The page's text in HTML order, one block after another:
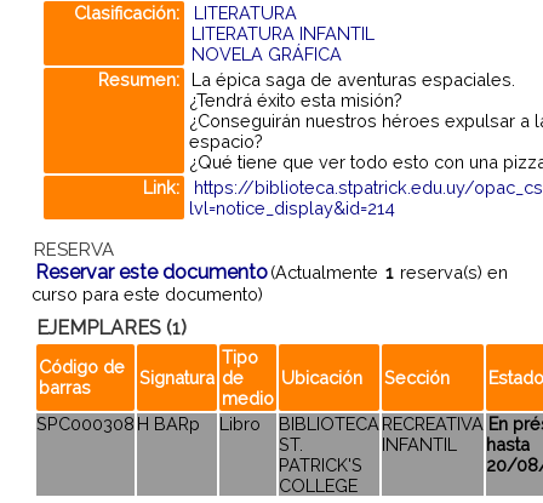
Clasificación:
LITERATURA
LITERATURA INFANTIL
NOVELA GRÁFICA
Resumen:
La épica saga de aventuras espaciales.
¿Tendrá éxito esta misión?
¿Conseguirán nuestros héroes expulsar a
espacio?
¿Qué tiene que ver todo esto con una
Link:
https://biblioteca.stpatrick.edu.uy/
lvl=notice_display&id=214
RESERVA
Reservar este documento(Actualmente 1 reserva(s) en
curso para este documento)
EJEMPLARES (1)
Código de
barras
Signatura
Tipo
de
medio
Ubicación Sección Estado
SPC000308 H BARp Libro
BIBLIOTECA
ST.
PATRICK'S
COLLEGE
RECREATIVA
INFANTIL
En
hasta
20/